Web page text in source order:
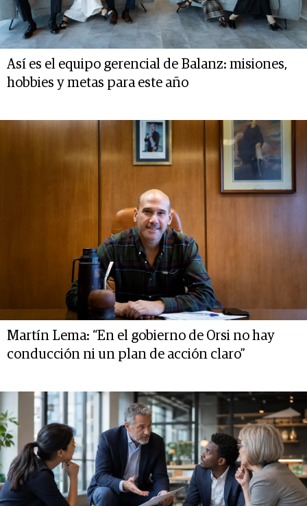
Así es el equipo gerencial de Balanz: misiones,
hobbies y metas para este año
Martín Lema: “En el gobierno de Orsi no hay
conducción ni un plan de acción claro”